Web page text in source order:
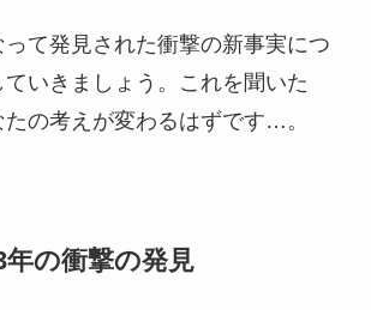
て発見された衝撃の新事実につ
いきましょう。これを聞いた
たの考えが変わるはずです…。
年の衝撃の発見